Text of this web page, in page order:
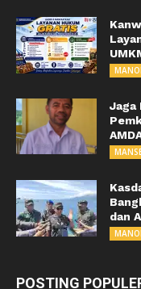
Jaga
dan
POSTING